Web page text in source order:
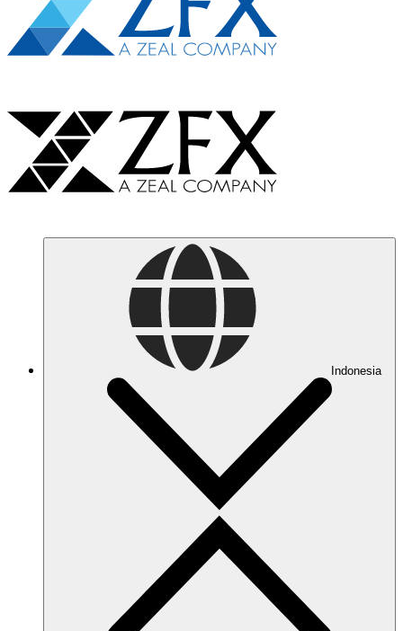
Indonesia